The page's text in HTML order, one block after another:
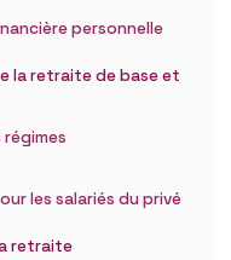
personnelle
la retraite de base et
régimes
les salariés du privé
retraite